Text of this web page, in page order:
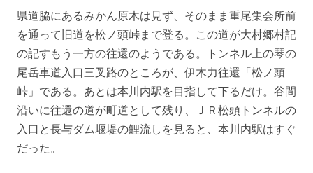
県道脇にあるみかん原木は見ず、そのまま重尾集会所前
を通って旧道を松ノ頭峠まで登る。この道が大村郷村記
の記すもう一方の往還のようである。トンネル上の琴の
尾岳車道入口三叉路のところが、伊木力往還「松ノ頭
峠」である。あとは本川内駅を目指して下るだけ。谷間
沿いに往還の道が町道として残り、ＪＲ松頭トンネルの
入口と長与ダム堰堤の鯉流しを見ると、本川内駅はすぐ
だった。